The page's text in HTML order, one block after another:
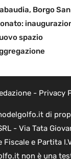
Borgo San
spazio
- Privacy
di
- Via Tata
Fiscale e Partita
non è una